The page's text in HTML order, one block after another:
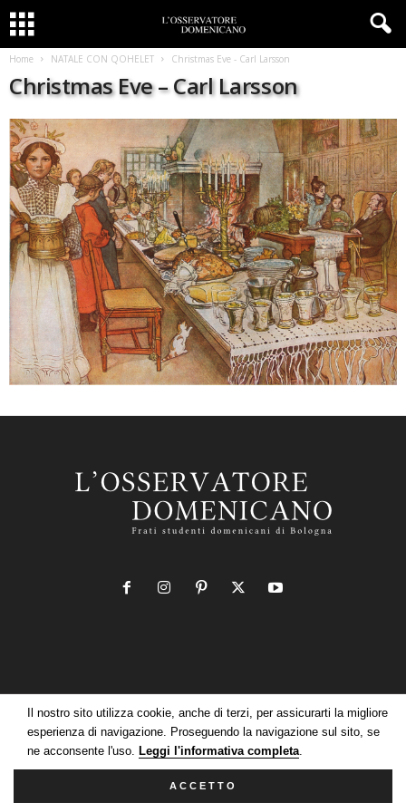
Il nostro sito utilizza cookie, anche di terzi, per assicurarti la migliore
esperienza di navigazione. Proseguendo la navigazione sul sito, se
ne acconsente l'uso. Leggi l'informativa completa.
ACCETTO
Home NATALE CON QOHELET Christmas Eve - Carl Larsson
Christmas Eve – Carl Larsson
Informativa estesa sull’uso dei cookie
Informativa sul trattamento dei dati della Newsletter
L'Osservatore Domenicano